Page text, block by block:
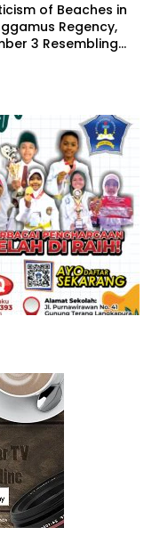
of Beaches in
Regency,
3 Resembling